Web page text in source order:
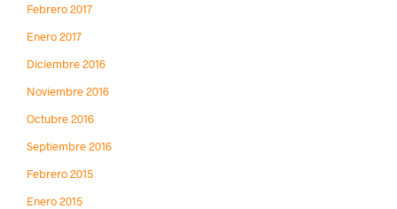
Febrero 2017
Enero 2017
Diciembre 2016
Noviembre 2016
Octubre 2016
Septiembre 2016
Febrero 2015
Enero 2015